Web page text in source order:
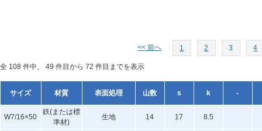
<< 前へ 1 2 3 4
全 108 件中、 49 件目から 72 件目までを表示
サイズ 材質 表面処理 山数 s k -
W7/16×50
鉄(または標
準材)
生地 14 17 8.5